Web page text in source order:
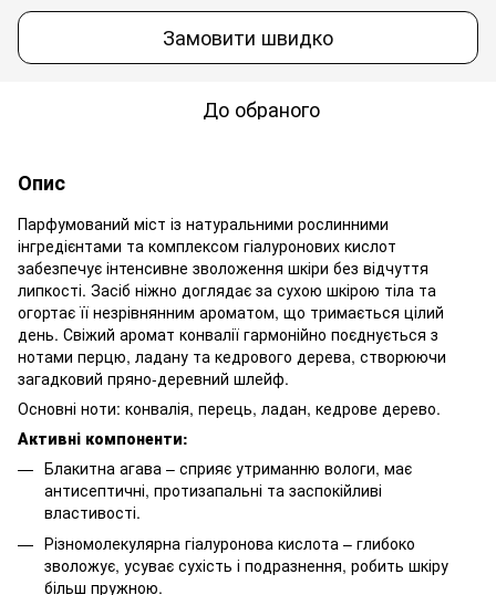
Замовити швидко
До обраного
Опис
Парфумований міст із натуральними рослинними
інгредієнтами та комплексом гіалуронових кислот
забезпечує інтенсивне зволоження шкіри без відчуття
липкості. Засіб ніжно доглядає за сухою шкірою тіла та
огортає її незрівнянним ароматом, що тримається цілий
день. Свіжий аромат конвалії гармонійно поєднується з
нотами перцю, ладану та кедрового дерева, створюючи
загадковий пряно-деревний шлейф.
Основні ноти: конвалія, перець, ладан, кедрове дерево.
Активні компоненти:
Блакитна агава – сприяє утриманню вологи, має
антисептичні, протизапальні та заспокійливі
властивості.
Різномолекулярна гіалуронова кислота – глибоко
зволожує, усуває сухість і подразнення, робить шкіру
більш пружною.